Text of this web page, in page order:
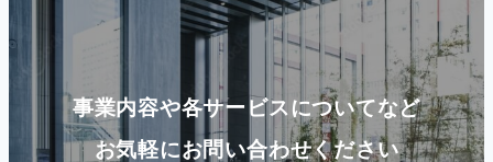
事業内容や各サービスについてなど
お気軽にお問い合わせください